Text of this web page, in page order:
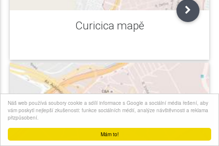
Mám to!
Náš web používá soubory cookie a sdílí informace s Google a sociální média řešení, aby
vám poskytl nejlepší zkušenosti: funkce sociálních médií, analýze návštěvnosti a reklama
přizpůsobení.
Curicica mapě